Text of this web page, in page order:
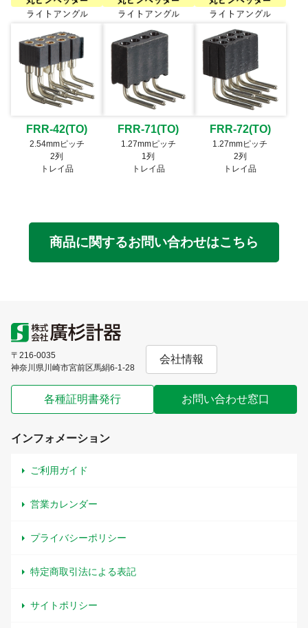
FRR-42(TO)
2.54mmピッチ
2列
トレイ品
FRR-71(TO)
1.27mmピッチ
1列
トレイ品
FRR-72(TO)
1.27mmピッチ
2列
トレイ品
商品に関するお問い合わせはこちら
〒216-0035
神奈川県川崎市宮前区馬絹6-1-28
会社情報
各種証明書発行 お問い合わせ窓口
インフォメーション
ご利用ガイド
営業カレンダー
プライバシーポリシー
特定商取引法による表記
サイトポリシー